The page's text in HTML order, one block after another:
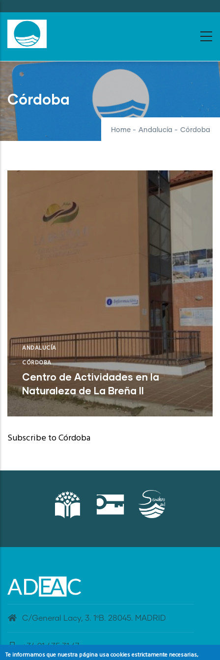
to
main
content
Córdoba
Home - Andalucía - Córdoba
ANDALUCÍA
CÓRDOBA
Centro de Actividades en la
Naturaleza de La Breña II
Subscribe to Córdoba
C/General Lacy, 3. 1ºB. 28045. MADRID
+34 91 435 31 47
Te informamos que nuestra página usa cookies estrictamente necesarias,